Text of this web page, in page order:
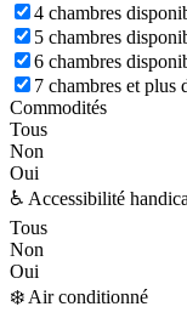
4 chambres
5 chambres
6 chambres
7 chambres et plus
Commodités
Tous
Non
Oui
♿ Accessibilité
Tous
Non
Oui
❄️ Air conditionné